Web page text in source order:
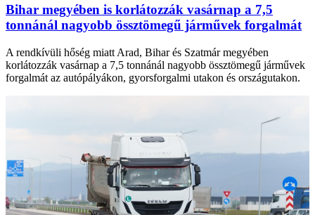
Bihar megyében is korlátozzák vasárnap a 7,5
tonnánál nagyobb össztömegű járművek forgalmát
A rendkívüli hőség miatt Arad, Bihar és Szatmár megyében
korlátozzák vasárnap a 7,5 tonnánál nagyobb össztömegű járművek
forgalmát az autópályákon, gyorsforgalmi utakon és országutakon.